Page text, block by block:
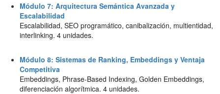
Módulo 7: Arquitectura Semántica Avanzada y
Escalabilidad
Escalabilidad, SEO programático, canibalización, multientidad,
interlinking. 4 unidades.
Módulo 8: Sistemas de Ranking, Embeddings y Ventaja
Competitiva
Embeddings, Phrase-Based Indexing, Golden Embeddings,
diferenciación algorítmica. 4 unidades.